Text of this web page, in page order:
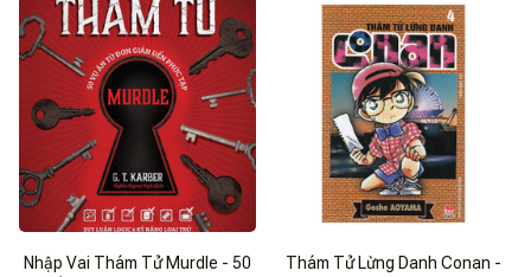
Nhập Vai Thám Tử Murdle - 50
Thám Tử Lừng Danh Conan -